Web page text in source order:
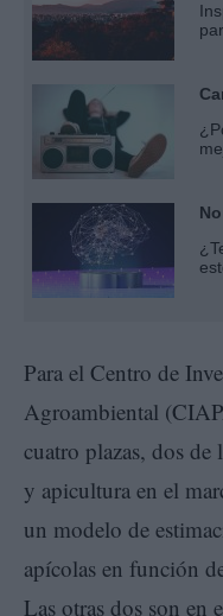
Para el Centro de
Agroambiental
cuatro plazas, dos de
y apicultura en el
un modelo de
apícolas en función
Las otras dos son en